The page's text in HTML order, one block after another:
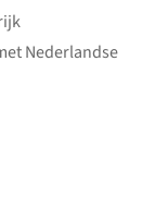
Nederlandse